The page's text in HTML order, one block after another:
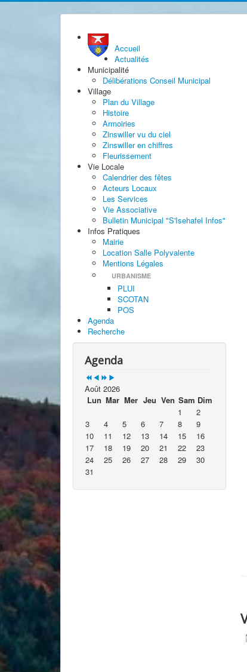
Accueil
Actualités
Municipalité
Délibérations Conseil Municipal
Village
Plan du Village
Histoire
Armoiries
Zinswiller vu du ciel
Zinswiller en chiffres
Fleurissement
Vie Locale
Calendrier des fêtes
Acteurs Locaux
Les Services
Vie Associative
Bulletin Municipal "S'Isehafel Infos"
Infos Pratiques
Mairie
Location Salle Polyvalente
Mentions Légales
URBANISME
PLUI
SCOTAN
POS
Agenda
Recherche
Agenda
Août 2026
Lun Mar Mer Jeu Ven Sam Dim
1
2
3
4 5 6 7 8
9
10
11 12 13 14 15
16
17
18 19 20 21 22
23
24
25 26 27 28 29
30
31